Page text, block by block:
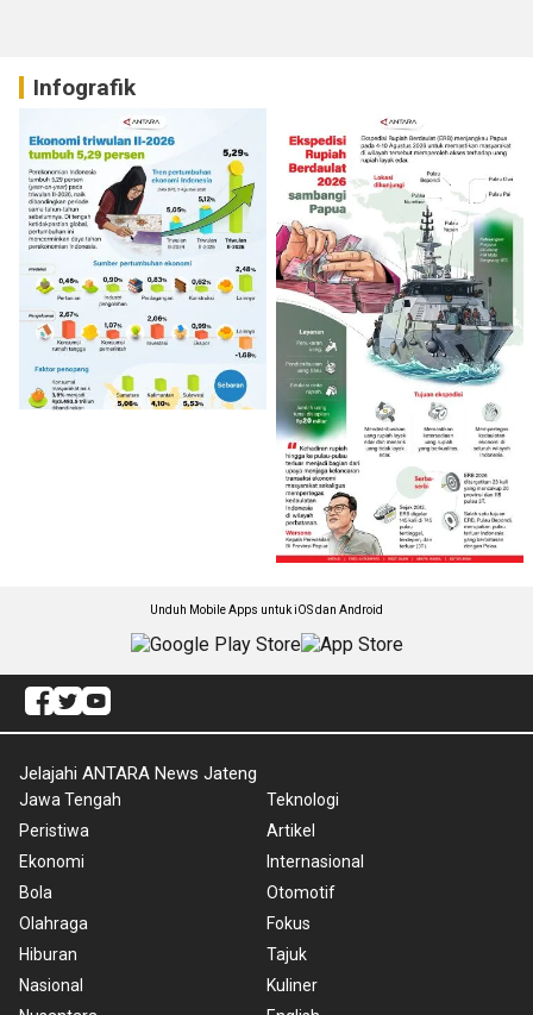
Infografik
Unduh Mobile Apps untuk iOS dan Android
Jelajahi ANTARA News Jateng
Jawa Tengah
Peristiwa
Ekonomi
Bola
Olahraga
Hiburan
Nasional
Teknologi
Artikel
Internasional
Otomotif
Fokus
Tajuk
Kuliner